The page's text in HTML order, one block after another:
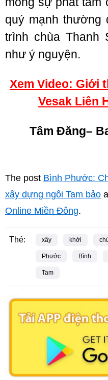
quý mạnh thường
trình chùa Thanh
như ý nguyện.
Xem Video: Giới
Vesak Liên
Tâm Đăng–
The post Bình Phước:
xây dựng ngôi Tam bảo
Online Miền Đông.
Thẻ: xây khởi
Phước Bình
Tam